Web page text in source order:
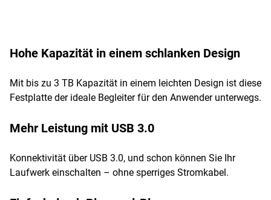
Hohe Kapazität in einem schlanken Design
Mit bis zu 3 TB Kapazität in einem leichten Design ist diese
Festplatte der ideale Begleiter für den Anwender unterwegs.
Mehr Leistung mit USB 3.0
Konnektivität über USB 3.0, und schon können Sie Ihr
Laufwerk einschalten – ohne sperriges Stromkabel.